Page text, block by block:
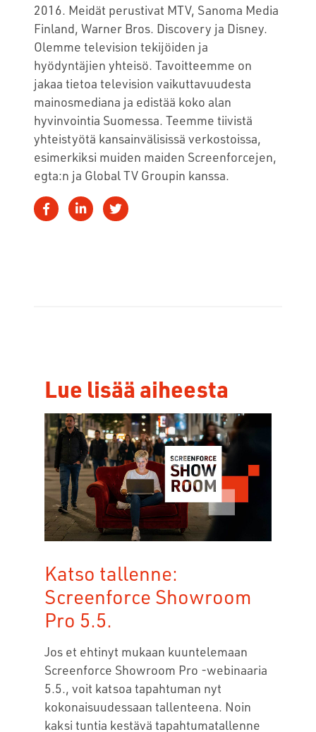
2016. Meidät perustivat MTV, Sanoma Media
Finland, Warner Bros. Discovery ja Disney.
Olemme television tekijöiden ja
hyödyntäjien yhteisö. Tavoitteemme on
jakaa tietoa television vaikuttavuudesta
mainosmediana ja edistää koko alan
hyvinvointia Suomessa. Teemme tiivistä
yhteistyötä kansainvälisissä verkostoissa,
esimerkiksi muiden maiden Screenforcejen,
egta:n ja Global TV Groupin kanssa.
Lue lisää aiheesta
Katso tallenne:
Screenforce Showroom
Pro 5.5.
Jos et ehtinyt mukaan kuuntelemaan
Screenforce Showroom Pro -webinaaria
5.5., voit katsoa tapahtuman nyt
kokonaisuudessaan tallenteena. Noin
kaksi tuntia kestävä tapahtumatallenne